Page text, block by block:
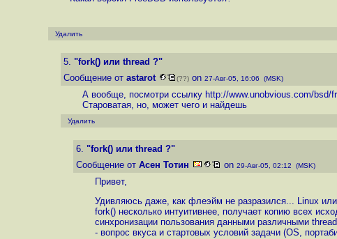
Удалить
5. "fork() или thread ?"
Сообщение от astarot (??) on 27-Авг-05, 16:06 (MSK)
А вообще, посмотри ссылку http://www.unobvious.com/bsd/
Староватая, но, может чего и найдешь
Удалить
6. "fork() или thread ?"
Сообщение от Асен Тотин on 29-Авг-05, 02:12 (MSK)
Привет,
Удивляюсь даже, как флеэйм не разразился... Linux
fork() несколько интуитивнее, получает копию всех
синхронизации пользования данными различными
- вопрос вкуса и стартовых условий задачи (OS,